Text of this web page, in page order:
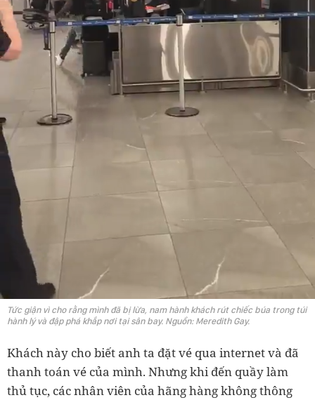
Tức giận vì cho rằng mình đã bị lừa, nam hành khách rút chiếc búa trong túi
hành lý và đập phá khắp nơi tại sân bay. Nguồn: Meredith Gay.
Khách này cho biết anh ta đặt vé qua internet và đã
thanh toán vé của mình. Nhưng khi đến quầy làm
thủ tục, các nhân viên của hãng hàng không thông